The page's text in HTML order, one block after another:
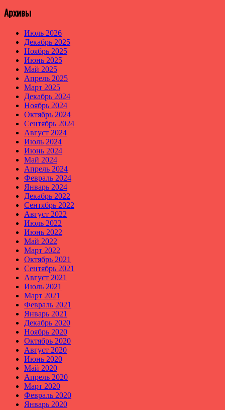
Архивы
Июль 2026
Декабрь 2025
Ноябрь 2025
Июнь 2025
Май 2025
Апрель 2025
Март 2025
Декабрь 2024
Ноябрь 2024
Октябрь 2024
Сентябрь 2024
Август 2024
Июль 2024
Июнь 2024
Май 2024
Апрель 2024
Февраль 2024
Январь 2024
Декабрь 2022
Сентябрь 2022
Август 2022
Июль 2022
Июнь 2022
Май 2022
Март 2022
Октябрь 2021
Сентябрь 2021
Август 2021
Июль 2021
Март 2021
Февраль 2021
Январь 2021
Декабрь 2020
Ноябрь 2020
Октябрь 2020
Август 2020
Июнь 2020
Май 2020
Апрель 2020
Март 2020
Февраль 2020
Январь 2020